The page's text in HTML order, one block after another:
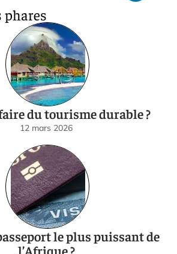
phares
du tourisme durable ?
12 mars 2026
le plus puissant de
l’Afrique ?